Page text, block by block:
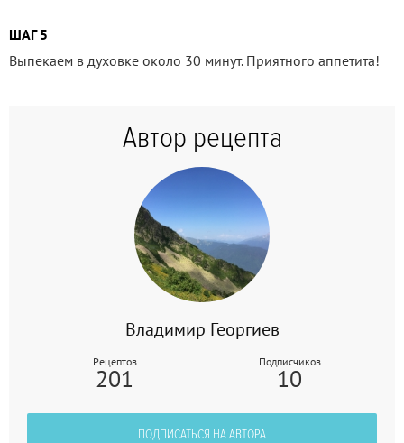
ШАГ 5
Выпекаем в духовке около 30 минут. Приятного аппетита!
Автор рецепта
Владимир Георгиев
Рецептов
201
Подписчиков
10
ПОДПИСАТЬСЯ НА АВТОРА